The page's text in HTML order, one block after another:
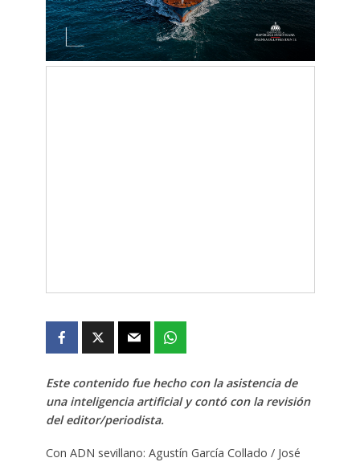
Este contenido fue hecho con la asistencia de
una inteligencia artificial y contó con la revisión
del editor/periodista.
Con ADN sevillano: Agustín García Collado / José